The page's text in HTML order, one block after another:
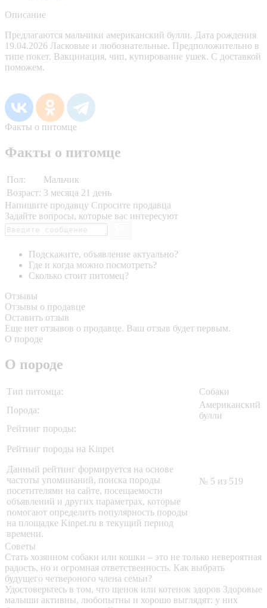
Описание
Предлагаются мальчики американский булли. Дата рождения
19.04.2026 Ласковые и любознательные. Предположительно в
типе покет. Вакцинация, чип, купирование ушек. С доставкой
поможем.
Факты о питомце
Факты о питомце
Пол:
Мальчик
Возраст: 3 месяца 21 день
Напишите продавцу Спросите продавца
Задайте вопросы, которые вас интересуют
Подскажите, объявление актуально?
Где и когда можно посмотреть?
Сколько стоит питомец?
Отзывы
Отзывы о продавце
Оставить отзыв
Еще нет отзывов о продавце. Ваш отзыв будет первым.
О породе
О породе
Тип питомца:
Собаки
Порода:
Американский
булли
Рейтинг породы:
Рейтинг породы на Kinpet
Данный рейтинг формируется на основе
частоты упоминаний, поиска породы
посетителями на сайте, посещаемости
объявлений и других параметрах, которые
помогают определить популярность породы
на площадке Kinpet.ru в текущий период
времени.
№ 5 из 519
Советы
Стать хозяином собаки или кошки – это не только невероятная
радость, но и огромная ответственность. Как выбрать
будущего четвероного члена семьи?
Удостоверьтесь в том, что щенок или котенок здоров Здоровые
малыши активны, любопытны и хорошо выглядят: у них